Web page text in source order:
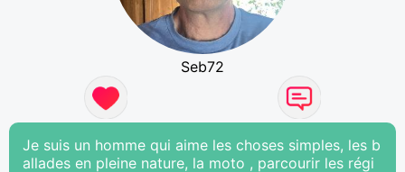
Seb72
Je suis un homme qui aime les choses simples, les b
allades en pleine nature, la moto , parcourir les régi